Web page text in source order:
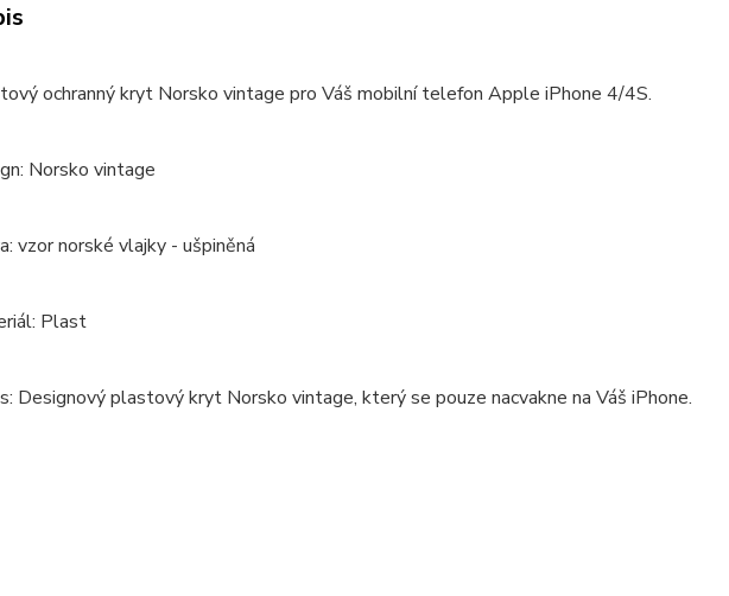
ochranný kryt Norsko vintage pro Váš mobilní telefon Apple iPhone 4/4S.
Norsko vintage
vzor norské vlajky - ušpiněná
Plast
Designový plastový kryt Norsko vintage, který se pouze nacvakne na Váš iPhone.